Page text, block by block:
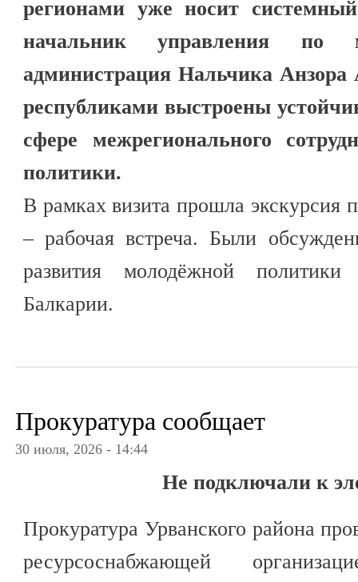
регионами уже носит
начальник управления по
администрация Нальчика
республиками выстроены
сфере межрегионального
политики.
В рамках визита прошла экскурсия
– рабочая встреча. Были
развития молодёжной
Балкарии.
Прокуратура сообщает
30 июля, 2026 - 14:44
Не подключали к
Прокуратура Урванского района
ресурсоснабжающей